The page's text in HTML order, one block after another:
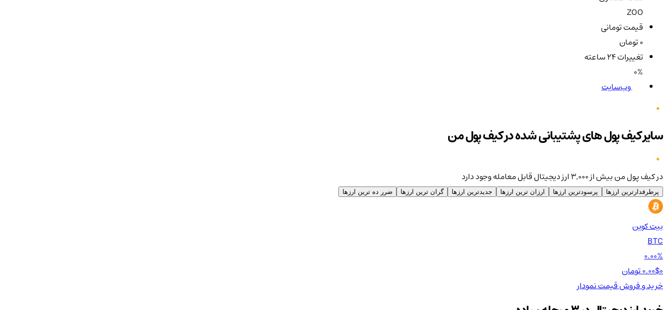
ZOO
قیمت تومانی
0 تومان
تغییرات ۲۴ ساعته
0%
وب‌سایت
سایر کیف پول های پشتیبانی شده در کیف پول من
در کیف پول من بیش از ۳,۰۰۰ ارز دیجیتال قابل معامله وجود دارد
پرطرفدارترین ارزها پرسودترین ارزها ارزان ترین ارزها جدیدترین ارزها گران ترین ارزها ضرر ده ترین ارزها
بیت کوین
BTC
0.00%
0.00$0 تومان
خرید و فروشقیمتنمودار